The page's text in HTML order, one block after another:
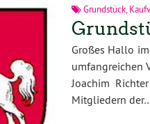
Grundstück,
Großes Hallo
umfangreichen
Joachim
Mitgliedern